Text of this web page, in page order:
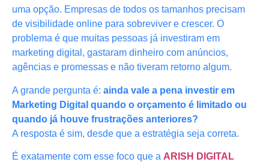
uma opção. Empresas de todos os tamanhos precisam
de visibilidade online para sobreviver e crescer. O
problema é que muitas pessoas já investiram em
marketing digital, gastaram dinheiro com anúncios,
agências e promessas e não tiveram retorno algum.
A grande pergunta é: ainda vale a pena investir em
Marketing Digital quando o orçamento é limitado ou
quando já houve frustrações anteriores?
A resposta é sim, desde que a estratégia seja correta.
É exatamente com esse foco que a ARISH DIGITAL